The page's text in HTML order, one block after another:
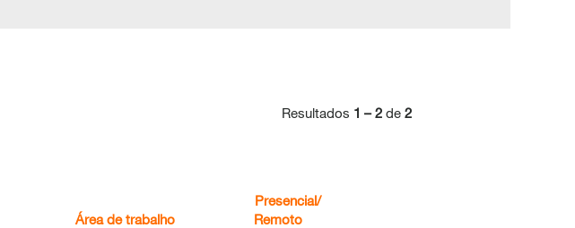
Resultados 1 – 2 de 2
Área de trabalho
Presencial/
Remoto